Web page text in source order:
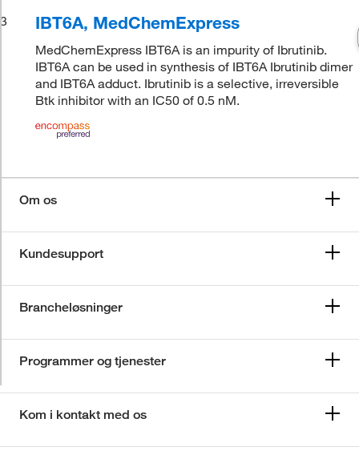
3
IBT6A, MedChemExpress
MedChemExpress IBT6A is an impurity of Ibrutinib.
IBT6A can be used in synthesis of IBT6A Ibrutinib dimer
and IBT6A adduct. Ibrutinib is a selective, irreversible
Btk inhibitor with an IC50 of 0.5 nM.
Om os
Kundesupport
Brancheløsninger
Programmer og tjenester
Kom i kontakt med os